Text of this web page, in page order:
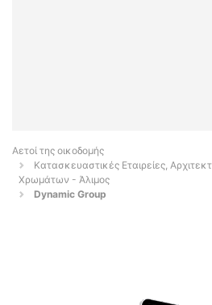
Αετοί της οικοδομής
Κατασκευαστικές Εταιρείες,
Χρωμάτων - Άλιμος
Dynamic Group